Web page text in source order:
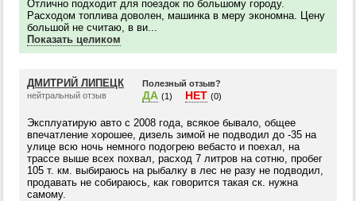
Отлично подходит для поездок по большому городу.
Расходом топлива доволен, машинка в меру экономна. Цену
большой не считаю, в ви...
Показать целиком
ДМИТРИЙ ЛИПЕЦК
нейтральный отзыв
Полезный отзыв?
ДА (1) НЕТ (0)
Эксплуатирую авто с 2008 года, всякое бывало, общее
впечатление хорошее, дизель зимой не подводил до -35 на
улице всю ночь немного подогрею вебасто и поехал, на
трассе выше всех похвал, расход 7 литров на сотню, пробег
105 т. км. выбираюсь на рыбалку в лес не разу не подводил,
продавать не собираюсь, как говорится такая ск. нужна
самому.